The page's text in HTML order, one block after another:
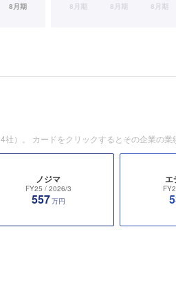
4社）。 カードをクリックするとその企業の業
ノジマ
FY25 / 2026/3
557万円
エ